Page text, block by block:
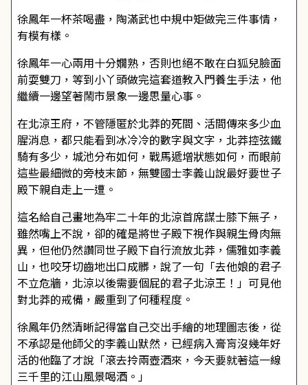
徐鳳年一杯茶喝盡，陶滿武也中規中矩做完三件事情，
有模有樣。
徐鳳年一心兩用十分嫺熟，否則也絕不敢在白狐兒臉面
前耍雙刀，等到小丫頭做完這套道教入門養生手法，他
繼續一邊望著鬧市景象一邊思量心事。
在北涼王府，不管隱匿於北莽的死間、活間傳來多少血
腥消息，都只能看到冰冷冷的數字與文字，北莽控弦鐵
騎有多少，城池分布如何，戰馬遞增狀態如何，而眼前
這些最細微的旁枝末節，無雙國士李義山說最好要世子
殿下親自走上一遭。
這名給自己畫地為牢二十年的北涼首席謀士膝下無子，
雖然嘴上不說，卻的確是將世子殿下視作與親生骨肉無
異，但他仍然讚同世子殿下自行流放北莽，儒雅如李義
山，也咬牙切齒地出口成髒，說了一句「去他娘的君子
不立危牆，北涼以後需要個屁的君子北涼王！」可見他
對北莽的戒備，嚴重到了何種程度。
徐鳳年仍然清晰記得當自己交出手繪的地理圖志後，從
不承認是他師父的李義山默然，已經病入膏肓沒幾年好
活的他臨了才說「滾去拎兩壺酒來，今天要就著這一線
三千里的江山風景喝酒。」